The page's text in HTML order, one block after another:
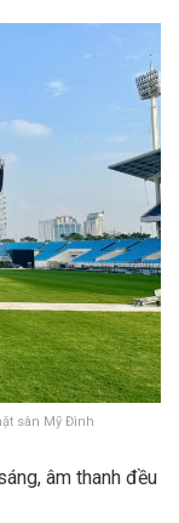
sân Mỹ Đình
âm thanh đều